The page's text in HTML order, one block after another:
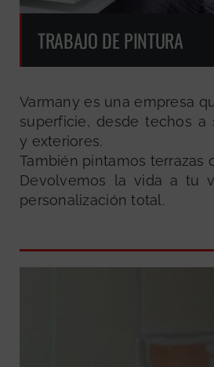
TRABAJO DE PINTURA
Varmany es una empresa
superficie, desde techos a
y exteriores.
También pintamos terrazas
Devolvemos la vida a tu
personalización total.